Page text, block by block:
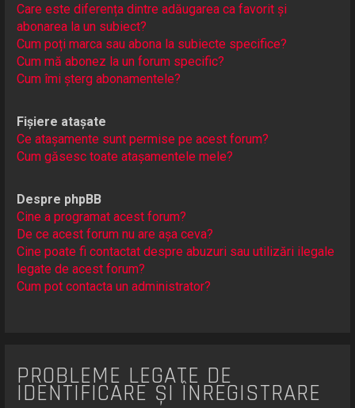
Care este diferența dintre adăugarea ca favorit și
abonarea la un subiect?
Cum poți marca sau abona la subiecte specifice?
Cum mă abonez la un forum specific?
Cum îmi șterg abonamentele?
Fișiere atașate
Ce atașamente sunt permise pe acest forum?
Cum găsesc toate atașamentele mele?
Despre phpBB
Cine a programat acest forum?
De ce acest forum nu are așa ceva?
Cine poate fi contactat despre abuzuri sau utilizări ilegale
legate de acest forum?
Cum pot contacta un administrator?
PROBLEME LEGATE DE
IDENTIFICARE ȘI ÎNREGISTRARE